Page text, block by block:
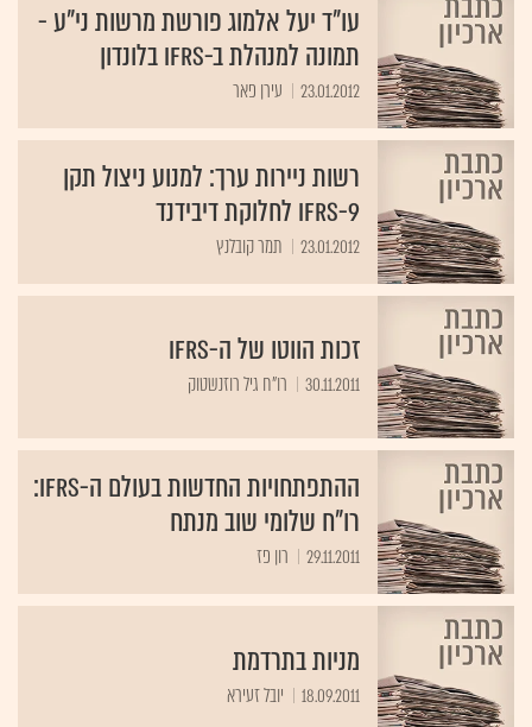
עו"ד יעל אלמוג פורשת מרשות ני"ע -
תמונה למנהלת ב-IFRS בלונדון
23.01.2012
רשות ניירות ערך: למנוע ניצול תקן
IFRS-9 לחלוקת דיבידנד
23.01.2012 תמר קובלנץ
זכות הווטו של ה-IFRS
30.11.2011 רו"ח גיל רוזנשטוק
ההתפתחויות החדשות בעולם ה-IFRS:
רו"ח שלומי שוב מנתח
29.11.2011 רון פז
מניות בתרדמת
18.09.2011 יובל זעירא